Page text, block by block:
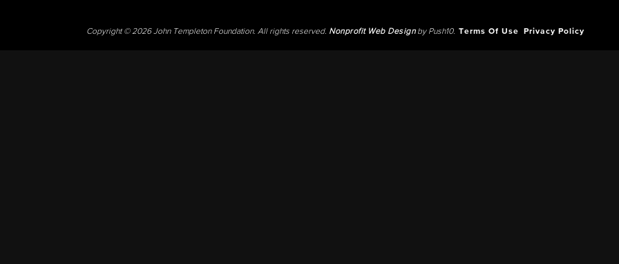
Copyright © 2026 John Templeton Foundation. All rights reserved. Nonprofit Web Designby Push10. Terms Of Use Privacy Policy